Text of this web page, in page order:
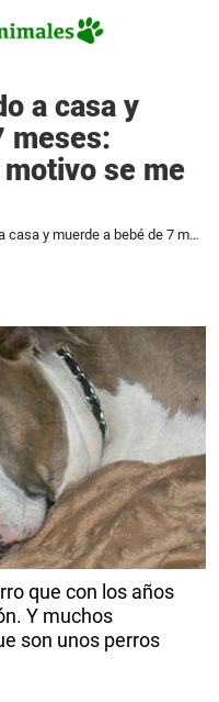
a casa y
meses:
se me
Pitbull sale corriendo a casa y muerde a bebé de 7 meses: Cuando entiendo el motivo se me salen las lágrimas
que con los años
Y muchos
son unos perros